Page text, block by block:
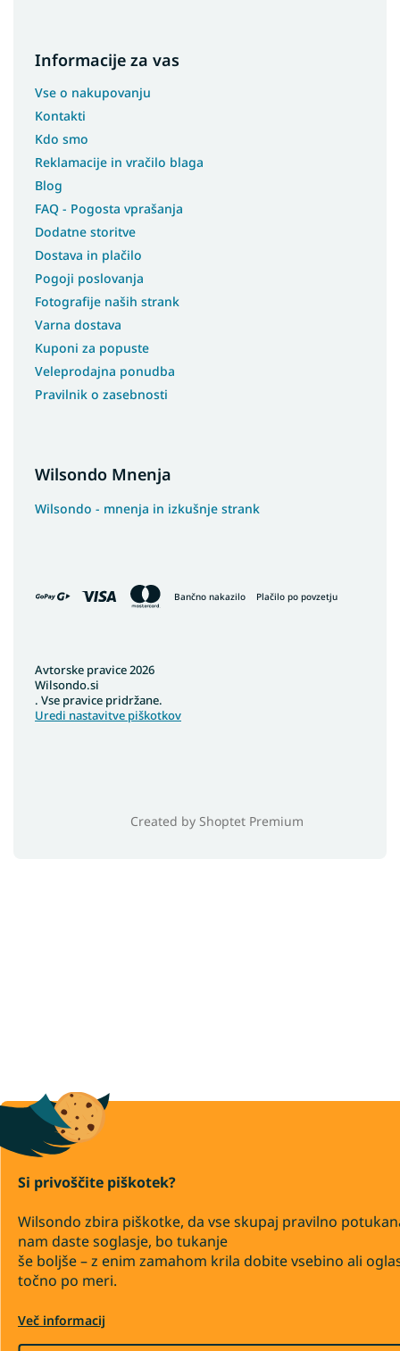
Si privoščite piškotek?
Wilsondo zbira piškotke, da vse skupaj pravilno
nam daste soglasje, bo tukanje
še boljše – z enim zamahom krila dobite vsebino ali
točno po meri.
Več informacij
Informacije za vas
Vse o nakupovanju
Kontakti
Kdo smo
Reklamacije in vračilo blaga
Blog
FAQ - Pogosta vprašanja
Dodatne storitve
Dostava in plačilo
Pogoji poslovanja
Fotografije naših strank
Varna dostava
Kuponi za popuste
Veleprodajna ponudba
Pravilnik o zasebnosti
Wilsondo Mnenja
Wilsondo - mnenja in izkušnje strank
Bančno nakazilo Plačilo po povzetju
Created by Shoptet Premium
Avtorske pravice 2026
Wilsondo.si
. Vse pravice pridržane.
Uredi nastavitve piškotkov